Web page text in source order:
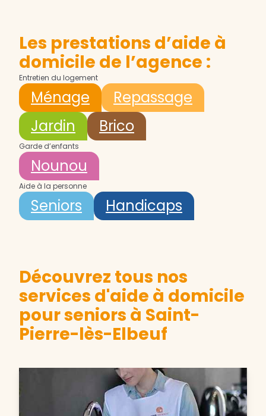
Les prestations d’aide à
domicile de l’agence :
Entretien du logement
Ménage
Repassage
Jardin
Brico
Garde d’enfants
Nounou
Aide à la personne
Seniors Handicaps
Découvrez tous nos
services d'aide à domicile
pour seniors à Saint-
Pierre-lès-Elbeuf